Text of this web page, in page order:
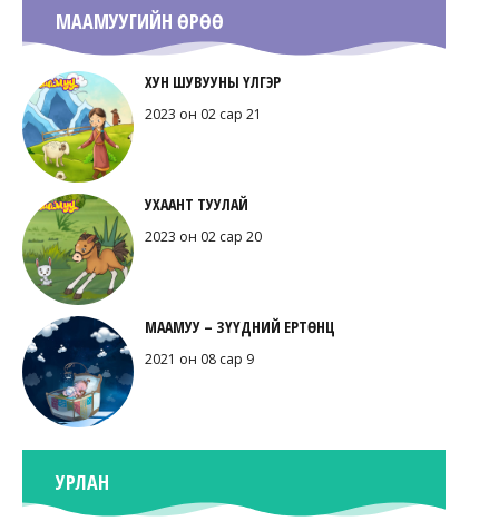
МААМУУГИЙН ӨРӨӨ
ХУН ШУВУУНЫ ҮЛГЭР
2023 он 02 сар 21
УХААНТ ТУУЛАЙ
2023 он 02 сар 20
МААМУУ – ЗҮҮДНИЙ ЕРТӨНЦ
2021 он 08 сар 9
УРЛАН